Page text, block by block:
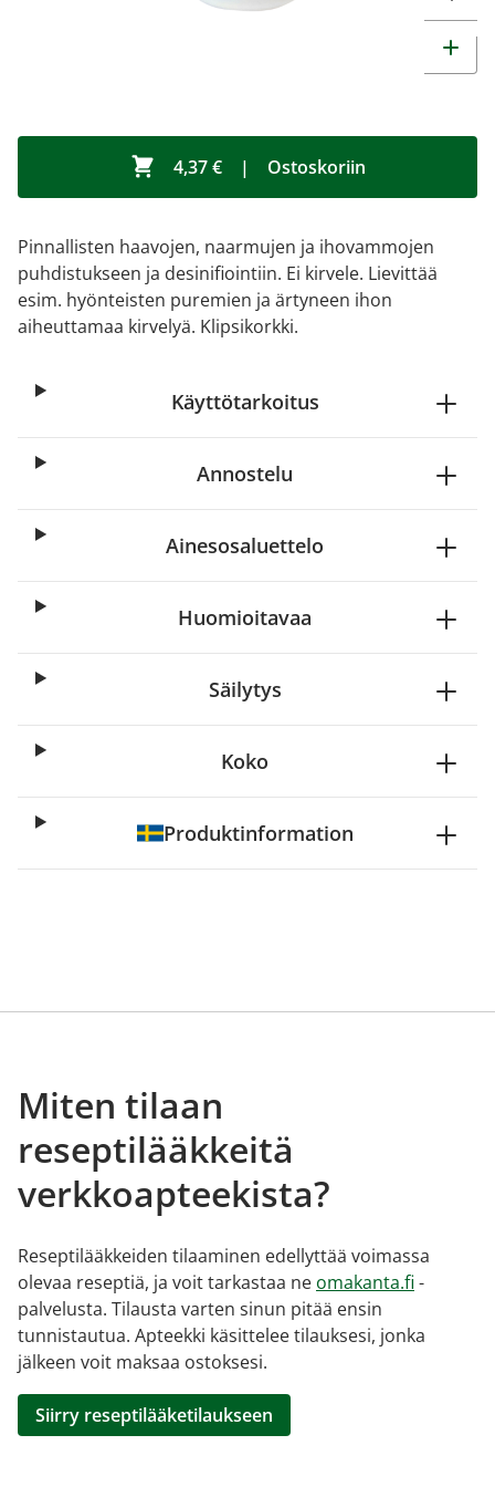
4,37 € | Ostoskoriin
Pinnallisten haavojen, naarmujen ja ihovammojen
puhdistukseen ja desinifiointiin. Ei kirvele. Lievittää
esim. hyönteisten puremien ja ärtyneen ihon
aiheuttamaa kirvelyä. Klipsikorkki.
Käyttötarkoitus
Annostelu
Ainesosaluettelo
Huomioitavaa
Säilytys
Koko
Produktinformation
Miten tilaan
reseptilääkkeitä
verkkoapteekista?
Reseptilääkkeiden tilaaminen edellyttää voimassa
olevaa reseptiä, ja voit tarkastaa ne omakanta.fi -
palvelusta. Tilausta varten sinun pitää ensin
tunnistautua. Apteekki käsittelee tilauksesi, jonka
jälkeen voit maksaa ostoksesi.
Siirry reseptilääketilaukseen